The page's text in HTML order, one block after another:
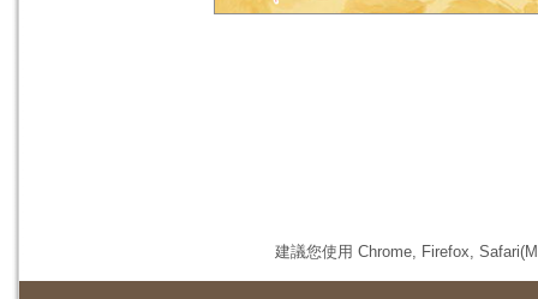
建議您使用 Chrome, Firefox,